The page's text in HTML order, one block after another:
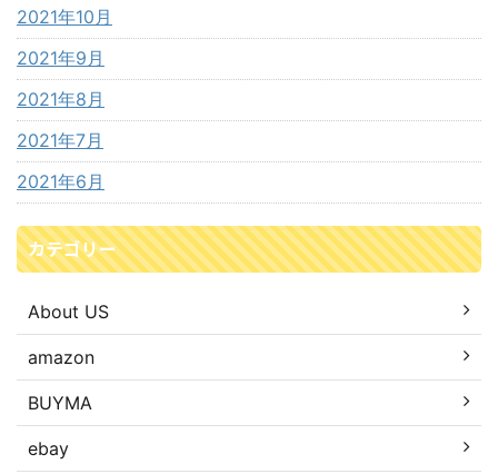
2021年10月
2021年9月
2021年8月
2021年7月
2021年6月
カテゴリー
About US
amazon
BUYMA
ebay